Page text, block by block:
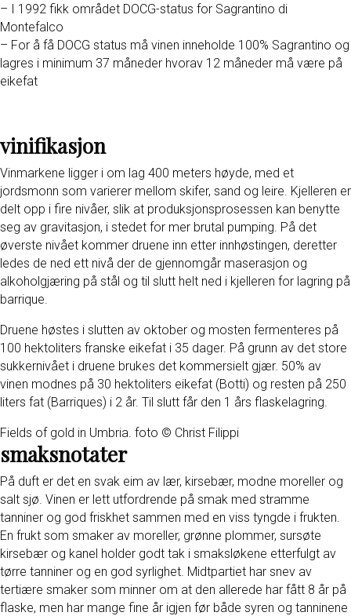
– I 1992 fikk området DOCG-status for Sagrantino di
Montefalco
– For å få DOCG status må vinen inneholde 100% Sagrantino og
lagres i minimum 37 måneder hvorav 12 måneder må være på
eikefat
vinifikasjon
Vinmarkene ligger i om lag 400 meters høyde, med et
jordsmonn som varierer mellom skifer, sand og leire. Kjelleren er
delt opp i fire nivåer, slik at produksjonsprosessen kan benytte
seg av gravitasjon, i stedet for mer brutal pumping. På det
øverste nivået kommer druene inn etter innhøstingen, deretter
ledes de ned ett nivå der de gjennomgår maserasjon og
alkoholgjæring på stål og til slutt helt ned i kjelleren for lagring på
barrique.
Druene høstes i slutten av oktober og mosten fermenteres på
100 hektoliters franske eikefat i 35 dager. På grunn av det store
sukkernivået i druene brukes det kommersielt gjær. 50% av
vinen modnes på 30 hektoliters eikefat (Botti) og resten på 250
liters fat (Barriques) i 2 år. Til slutt får den 1 års flaskelagring.
Fields of gold in Umbria. foto © Christ Filippi
smaksnotater
På duft er det en svak eim av lær, kirsebær, modne moreller og
salt sjø. Vinen er lett utfordrende på smak med stramme
tanniner og god friskhet sammen med en viss tyngde i frukten.
En frukt som smaker av moreller, grønne plommer, sursøte
kirsebær og kanel holder godt tak i smaksløkene etterfulgt av
tørre tanniner og en god syrlighet. Midtpartiet har snev av
tertiære smaker som minner om at den allerede har fått 8 år på
flaske, men har mange fine år igjen før både syren og tanninene